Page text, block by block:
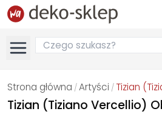
Strona główna /Artyści /Tizian
Tizian (Tiziano Vercellio)